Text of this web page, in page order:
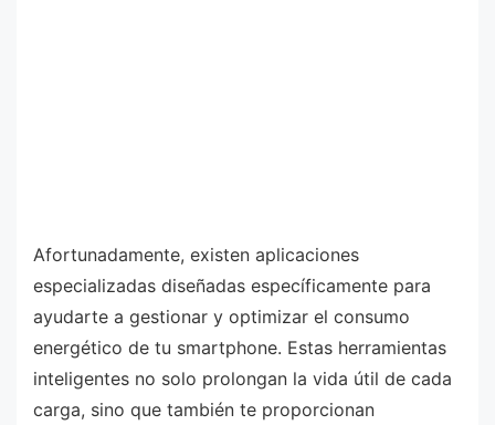
Afortunadamente, existen aplicaciones
especializadas diseñadas específicamente para
ayudarte a gestionar y optimizar el consumo
energético de tu smartphone. Estas herramientas
inteligentes no solo prolongan la vida útil de cada
carga, sino que también te proporcionan